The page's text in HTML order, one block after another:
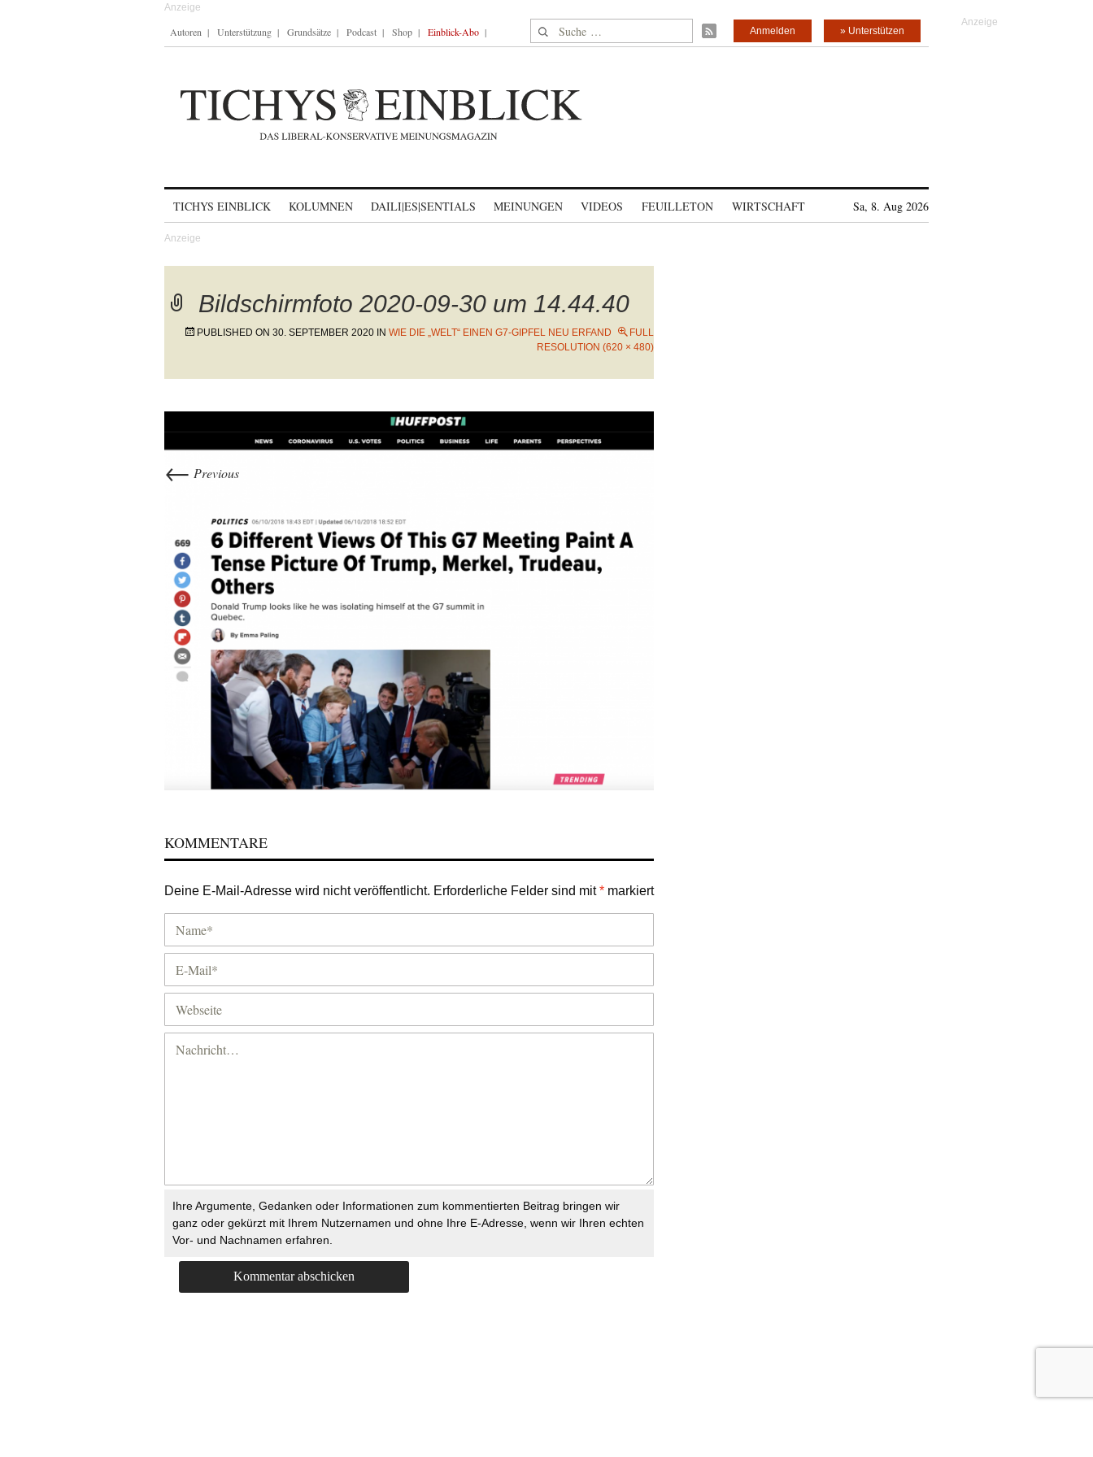
Autoren Unterstützung Grundsätze Podcast Shop Einblick-Abo Suche nach: » Unterstützen
Anmelden
TICHYS EINBLICK KOLUMNEN DAILI|ES|SENTIALS MEINUNGEN VIDEOS FEUILLETON WIRTSCHAFT Sa, 8. Aug 2026
Bildschirmfoto 2020-09-30 um 14.44.40
PUBLISHED ON 30. SEPTEMBER 2020 IN WIE DIE „WELT“ EINEN G7-GIPFEL NEU ERFAND
FULL
RESOLUTION (620 × 480)
← Previous
KOMMENTARE
Deine E-Mail-Adresse wird nicht veröffentlicht. Erforderliche Felder sind mit* markiert
Ihre Argumente, Gedanken oder Informationen zum kommentierten Beitrag bringen wir
ganz oder gekürzt mit Ihrem Nutzernamen und ohne Ihre E-Adresse, wenn wir Ihren echten
Vor- und Nachnamen erfahren.